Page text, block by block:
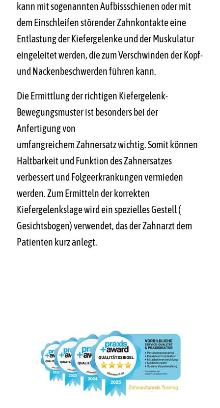
kann mit sogenannten Aufbissschienen oder mit
dem Einschleifen störender Zahnkontakte eine
Entlastung der Kiefergelenke und der Muskulatur
eingeleitet werden, die zum Verschwinden der Kopf-
und Nackenbeschwerden führen kann.
Die Ermittlung der richtigen Kiefergelenk-
Bewegungsmuster ist besonders bei der
Anfertigung von
umfangreichem Zahnersatz wichtig. Somit können
Haltbarkeit und Funktion des Zahnersatzes
verbessert und Folgeerkrankungen vermieden
werden. Zum Ermitteln der korrekten
Kiefergelenkslage wird ein spezielles Gestell (
Gesichtsbogen) verwendet, das der Zahnarzt dem
Patienten kurz anlegt.